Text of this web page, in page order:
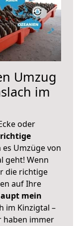
Umzug
im
oder
richtige
Umzüge von
geht! Wenn
die richtige
auf Ihre
mein
im Kinzigtal –
haben immer